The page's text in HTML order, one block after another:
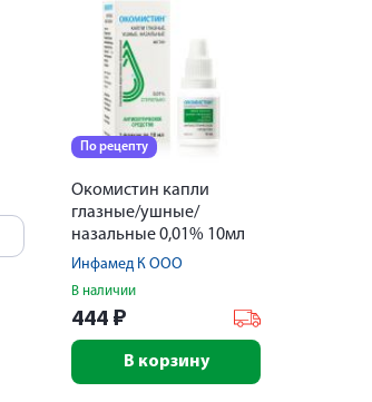
По рецепту
Окомистин капли
глазные/ушные/
назальные 0,01% 10мл
Инфамед К ООО
В наличии
444 ₽
В корзину